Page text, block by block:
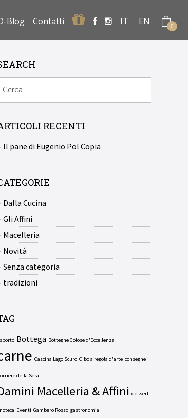
0
Blog Contatti Regalo IT EN
RECENTI
Il pane di Eugenio Pol Copia
Dalla Cucina
Gli Affini
Macelleria
Novità
Senza categoria
tradizioni
Bottega Botteghe Golose d'Eccellenza
Cascina Lago Scuro Cibo a regola d'arte consegne
della Sera
Macelleria & Affini dessert
Eventi Gambero Rosso gastronomia